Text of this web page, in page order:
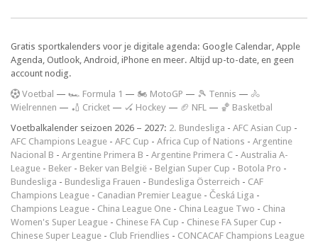
Gratis sportkalenders voor je digitale agenda: Google Calendar, Apple
Agenda, Outlook, Android, iPhone en meer. Altijd up-to-date, en geen
account nodig.
Voetbal — 🏎️ Formula 1 — 🏍 MotoGP — 🎾 Tennis — 🚴
Wielrennen — 🏏 Cricket — 🏑 Hockey — 🏈 NFL — 🏀 Basketbal
Voetbalkalender seizoen 2026 – 2027: 2. Bundesliga - AFC Asian Cup -
AFC Champions League - AFC Cup - Africa Cup of Nations - Argentine
Nacional B - Argentine Primera B - Argentine Primera C - Australia A-
League - Beker - Beker van België - Belgian Super Cup - Botola Pro -
Bundesliga - Bundesliga Frauen - Bundesliga Österreich - CAF
Champions League - Canadian Premier League - Česká Liga -
Champions League - China League One - China League Two - China
Women's Super League - Chinese FA Cup - Chinese FA Super Cup -
Chinese Super League - Club Friendlies - CONCACAF Champions League